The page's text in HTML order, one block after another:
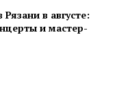
Рязани в августе:
и мастер-